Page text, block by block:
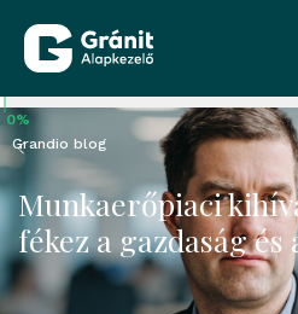
Grandio blog
Munkaerőpiaci
fékez a gazdaság
0%